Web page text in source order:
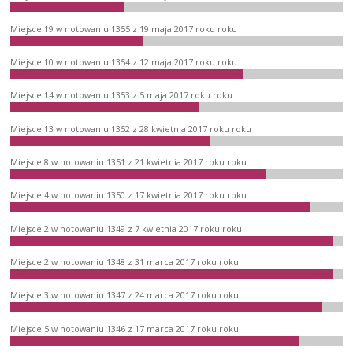
Miejsce 19 w notowaniu 1355 z 19 maja 2017 roku roku
Miejsce 10 w notowaniu 1354 z 12 maja 2017 roku roku
Miejsce 14 w notowaniu 1353 z 5 maja 2017 roku roku
Miejsce 13 w notowaniu 1352 z 28 kwietnia 2017 roku roku
Miejsce 8 w notowaniu 1351 z 21 kwietnia 2017 roku roku
Miejsce 4 w notowaniu 1350 z 17 kwietnia 2017 roku roku
Miejsce 2 w notowaniu 1349 z 7 kwietnia 2017 roku roku
Miejsce 2 w notowaniu 1348 z 31 marca 2017 roku roku
Miejsce 3 w notowaniu 1347 z 24 marca 2017 roku roku
Miejsce 5 w notowaniu 1346 z 17 marca 2017 roku roku